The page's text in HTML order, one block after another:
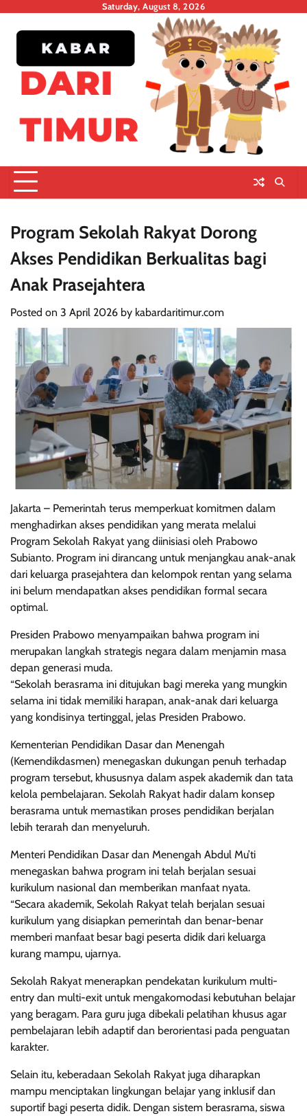
Saturday, August 8, 2026
Program Sekolah Rakyat Dorong
Akses Pendidikan Berkualitas bagi
Anak Prasejahtera
Posted on 3 April 2026 by kabardaritimur.com
Jakarta – Pemerintah terus memperkuat komitmen dalam
menghadirkan akses pendidikan yang merata melalui
Program Sekolah Rakyat yang diinisiasi oleh Prabowo
Subianto. Program ini dirancang untuk menjangkau anak-anak
dari keluarga prasejahtera dan kelompok rentan yang selama
ini belum mendapatkan akses pendidikan formal secara
optimal.
Presiden Prabowo menyampaikan bahwa program ini
merupakan langkah strategis negara dalam menjamin masa
depan generasi muda.
“Sekolah berasrama ini ditujukan bagi mereka yang mungkin
selama ini tidak memiliki harapan, anak-anak dari keluarga
yang kondisinya tertinggal, jelas Presiden Prabowo.
Kementerian Pendidikan Dasar dan Menengah
(Kemendikdasmen) menegaskan dukungan penuh terhadap
program tersebut, khususnya dalam aspek akademik dan tata
kelola pembelajaran. Sekolah Rakyat hadir dalam konsep
berasrama untuk memastikan proses pendidikan berjalan
lebih terarah dan menyeluruh.
Menteri Pendidikan Dasar dan Menengah Abdul Mu’ti
menegaskan bahwa program ini telah berjalan sesuai
kurikulum nasional dan memberikan manfaat nyata.
“Secara akademik, Sekolah Rakyat telah berjalan sesuai
kurikulum yang disiapkan pemerintah dan benar-benar
memberi manfaat besar bagi peserta didik dari keluarga
kurang mampu, ujarnya.
Sekolah Rakyat menerapkan pendekatan kurikulum multi-
entry dan multi-exit untuk mengakomodasi kebutuhan belajar
yang beragam. Para guru juga dibekali pelatihan khusus agar
pembelajaran lebih adaptif dan berorientasi pada penguatan
karakter.
Selain itu, keberadaan Sekolah Rakyat juga diharapkan
mampu menciptakan lingkungan belajar yang inklusif dan
suportif bagi peserta didik. Dengan sistem berasrama, siswa